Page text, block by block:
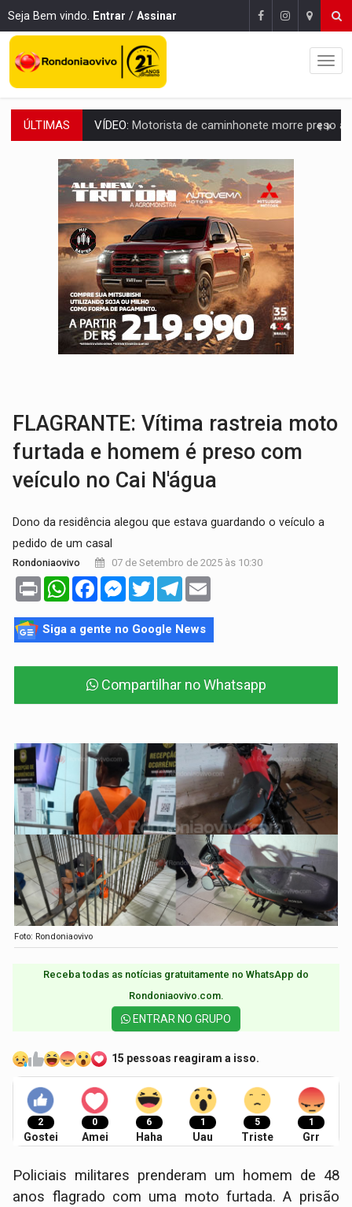
Seja Bem vindo. Entrar / Assinar
ÚLTIMAS LAZER:Seis lugares gratuitos para aproveitar o fim de semana
VÍDEO:FTICCO e Força Tática prendem membro do CV com arma e drogas
INCLUSÃO:Prefeitura fortalece parceria com a APAE para ampliar ações
DEFESA:Exército testa inovações no combate a drones durante
TEMAS SOCIOAMBIENTAIS:Em Itapuã do Oeste, CINEMAZÔNIA leva cinema
PREVISÃO:Interior de Rondônia terá sábado (8) de calor intenso
INFRAESTRUTURA:Após quase 30 anos de espera, asfalto chega ao
A ILHA:Coreografia de Rondônia estreia na programação do Festival de
FLAGRANTE: Vítima rastreia moto
furtada e homem é preso com
veículo no Cai N'água
Dono da residência alegou que estava guardando o veículo a
pedido de um casal
Rondoniaovivo 07 de Setembro de 2025 às 10:30
Print WhatsAppFacebookMessenger
TwitterTelegram
Siga a gente no Google News
Compartilhar no Whatsapp
Foto: Rondoniaovivo
Receba todas as notícias gratuitamente no WhatsApp do
Rondoniaovivo.com.​
ENTRAR NO GRUPO
15 pessoas reagiram a isso.
2
Gostei
0
Amei
6
Haha
1
Uau
5
Triste
1
Grr
Policiais militares prenderam um homem de 48
anos flagrado com uma moto furtada. A prisão